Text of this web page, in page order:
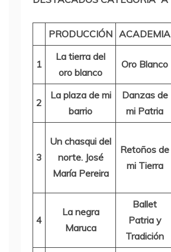
PRODUCCIÓN ACADEMIA
1
La tierra del
oro blanco
Oro Blanco
2
La plaza de mi
barrio
Danzas de
mi Patria
3
Un chasqui del
norte. José
María Pereira
Retoños de
mi Tierra
4
La negra
Maruca
Ballet
Patria y
Tradición